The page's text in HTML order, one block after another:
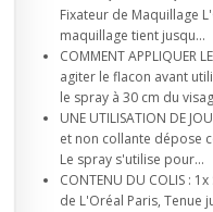
Fixateur de Maquillage
maquillage tient jusqu...
COMMENT APPLIQUER
agiter le flacon avant
le spray à 30 cm du
UNE UTILISATION DE
et non collante dépose
Le spray s'utilise pour...
CONTENU DU COLIS :
de L'Oréal Paris, Tenue